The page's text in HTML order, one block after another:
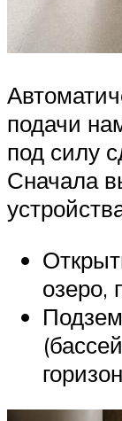
подачи
под силу
Сначала
озеро,